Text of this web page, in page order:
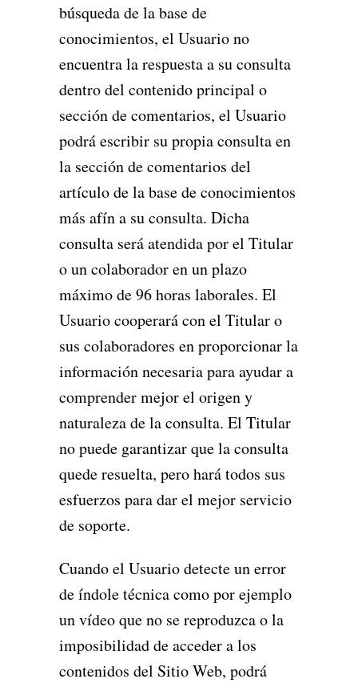
búsqueda de la base de
conocimientos, el Usuario no
encuentra la respuesta a su consulta
dentro del contenido principal o
sección de comentarios, el Usuario
podrá escribir su propia consulta en
la sección de comentarios del
artículo de la base de conocimientos
más afín a su consulta. Dicha
consulta será atendida por el Titular
o un colaborador en un plazo
máximo de 96 horas laborales. El
Usuario cooperará con el Titular o
sus colaboradores en proporcionar la
información necesaria para ayudar a
comprender mejor el origen y
naturaleza de la consulta. El Titular
no puede garantizar que la consulta
quede resuelta, pero hará todos sus
esfuerzos para dar el mejor servicio
de soporte.
Cuando el Usuario detecte un error
de índole técnica como por ejemplo
un vídeo que no se reproduzca o la
imposibilidad de acceder a los
contenidos del Sitio Web, podrá